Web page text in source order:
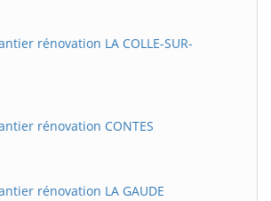
rénovation LA COLLE-SUR-
rénovation CONTES
rénovation LA GAUDE